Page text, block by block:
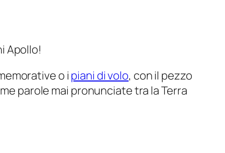
Apollo!
o i piani di volo, con il pezzo
parole mai pronunciate tra la Terra